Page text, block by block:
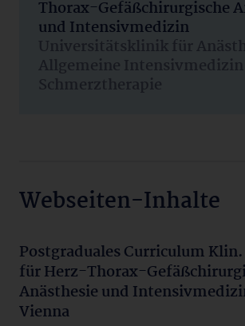
Thorax-Gefäßchirurgische
und Intensivmedizin
Universitätsklinik für
Allgemeine Intensivmedizin
Schmerztherapie
Webseiten-Inhalte
Postgraduales Curriculum
für Herz-Thorax-
Anästhesie und
Vienna